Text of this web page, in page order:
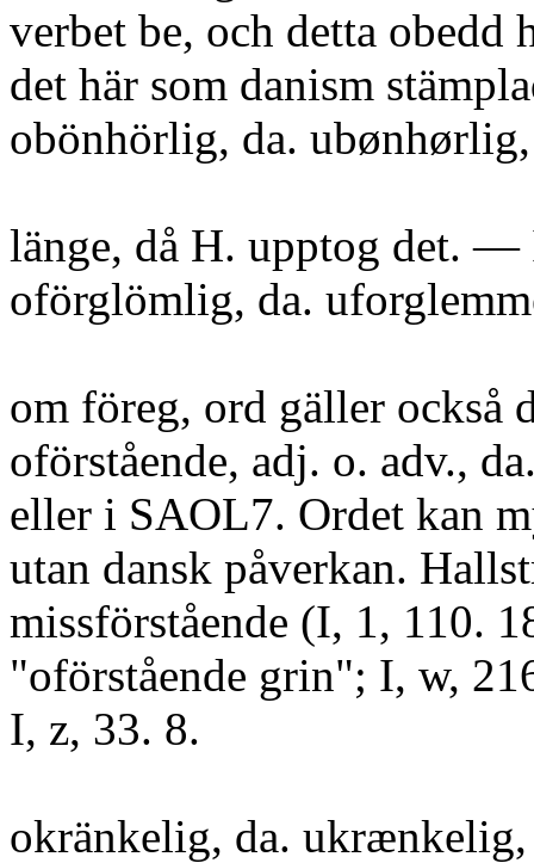
verbet be, och detta obedd
det här som danism
obönhörlig, da.
länge, då H. upptog det. —
oförglömlig, da.
om föreg, ord gäller
oförstående, adj. o. adv.,
eller i SAOL7. Ordet kan
utan dansk påverkan.
missförstående (I, 1, 110.
"oförstående grin"; I, w,
I, z, 33. 8.
okränkelig, da.